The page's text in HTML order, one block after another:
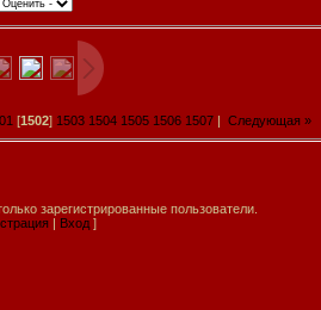
[1502] 1503 1504 1505 1506 1507 Следующая »
зарегистрированные пользователи.
| Вход ]